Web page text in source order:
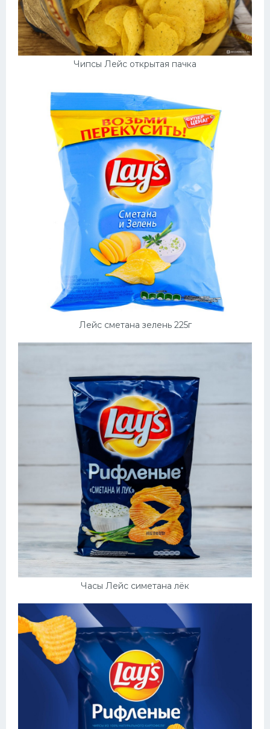
Чипсы Лейс открытая пачка
Лейс сметана зелень 225г
Часы Лейс симетана лёк